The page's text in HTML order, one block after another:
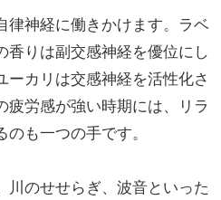
律神経に働きかけます。ラベ
香りは副交感神経を優位にし
カリは交感神経を活性化さ
労感が強い時期には、リラ
も一つの手です。
のせせらぎ、波音といった